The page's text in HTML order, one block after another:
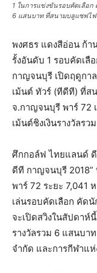
1 ในการแข่งขันรอบคัดเลือก
6 แสนบาท ที่สนามบลูแซฟไ
พงศธร แดงสีอ่อน ก้า
รั้งอันดับ 1 รอบคัดเลื
กาญจนบุรี เปิดฤดูกา
เม้นต์ ทัวร์ (ทีดีที) ที่
จ.กาญจนบุรี พาร์ 72
เม้นต์ชิงเงินรางวัลร
ศึกกอล์ฟ ไทยแลนด์ ดี
ดีที กาญจนบุรี
พาร์ 72 ระยะ 7,041
เล่นรอบคัดเลือก คัด
จะเปิดสวิงในสัปดาห์
รางวัลรวม 6 แสนบา
จำกัด และการกีฬาแห่